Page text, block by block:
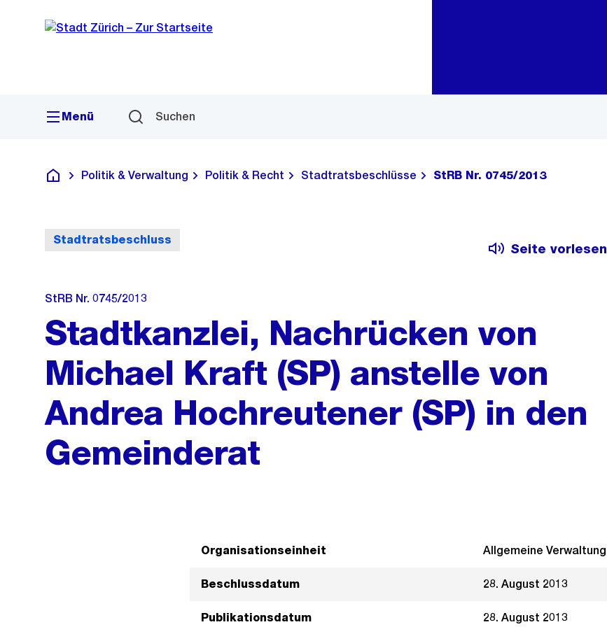
Navigation
Sprunglink
Menü Suchen
Deutsch
Politik & Verwaltung Politik & Recht Stadtratsbeschlüsse StRB Nr. 0745/2013
Stadtratsbeschluss
Seite vorlesen
StRB Nr. 0745/2013
Stadtkanzlei, Nachrücken von
Michael Kraft (SP) anstelle von
Andrea Hochreutener (SP) in den
Gemeinderat
Organisationseinheit Allgemeine Verwaltung
Beschlussdatum 28. August 2013
Publikationsdatum 28. August 2013